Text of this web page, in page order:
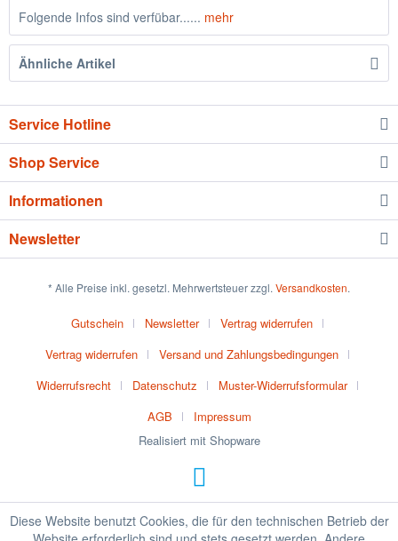
Folgende Infos sind verfübar...... mehr
Ähnliche Artikel
Service Hotline
Shop Service
Informationen
Newsletter
* Alle Preise inkl. gesetzl. Mehrwertsteuer zzgl. Versandkosten.
Gutschein Newsletter
Vertrag widerrufen
Vertrag widerrufen
Versand und Zahlungsbedingungen
Widerrufsrecht
Datenschutz
Muster-Widerrufsformular
AGB
Impressum
Realisiert mit Shopware
Diese Website benutzt Cookies, die für den technischen Betrieb der